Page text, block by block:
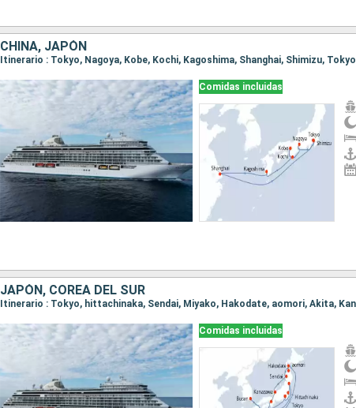
CHINA, JAPÓN
Itinerario : Tokyo, Nagoya, Kobe, Kochi, Kagoshima, Shanghai, Shimizu, Tokyo
Comidas incluidas
JAPÓN, COREA DEL SUR
Comidas incluidas